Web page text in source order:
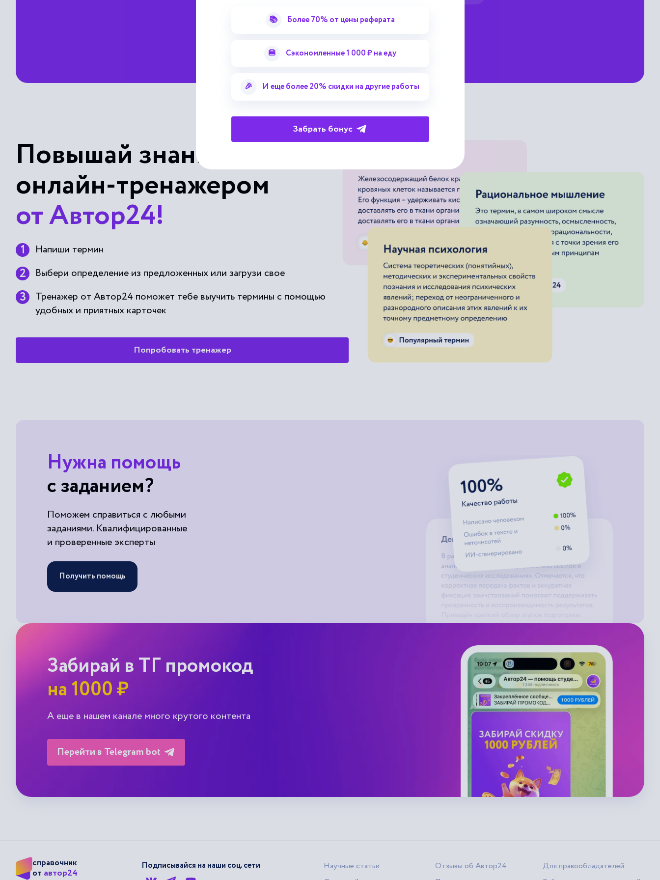
Повышай знания с
онлайн-тренажером
от Автор24!
Напиши термин
Выбери определение из предложенных или загрузи свое
Тренажер от Автор24 поможет тебе выучить термины с помощью
удобных и приятных карточек
Попробовать тренажер
Нужна помощь
с заданием?
Поможем справиться с любыми
заданиями. Квалифицированные
и проверенные эксперты
Получить помощь
Забирай в ТГ промокод
на 1000 ₽
А еще в нашем канале много крутого контента
Перейти в Telegram bot
справочник
от автор24
Подписывайся на наши соц. сети
Научные статьи
Отзывы об Автор24
Для правообладателей
📚 Более 70% от цены реферата
🍔 Сэкономленные 1 000 ₽ на еду
🎉 И еще более 20% скидки на другие работы
Забрать бонус